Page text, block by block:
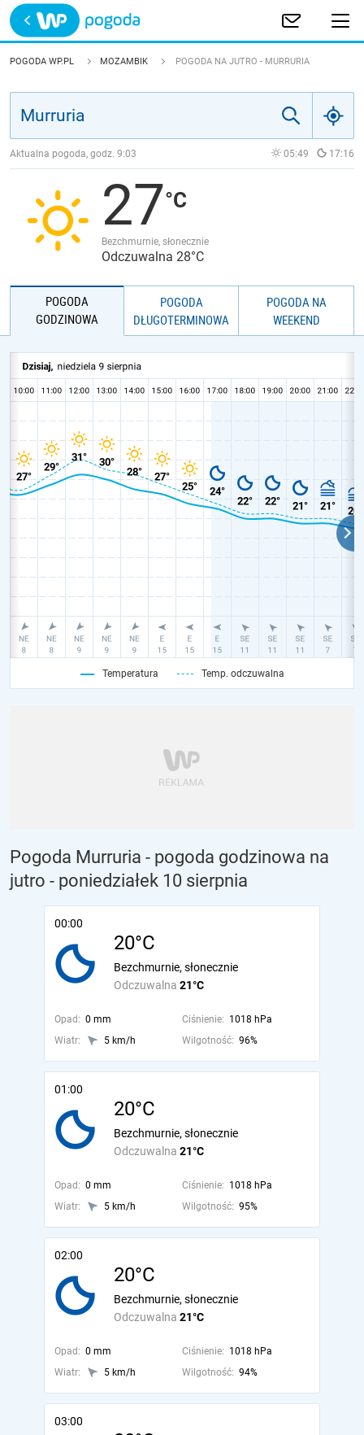
Trwa ładowanie
POLSKA
JAKOŚĆ POWIETRZA
POGODA WP.PL MOZAMBIK POGODA NA JUTRO - MURRURIA
Aktualna pogoda, godz. 9:03 05:49 17:16
27
Bezchmurnie, słonecznie
Odczuwalna 28°C
POGODA
GODZINOWA
POGODA
DŁUGOTERMINOWA
POGODA NA
WEEKEND
Temperatura Temp. odczuwalna
Pogoda Murruria - pogoda godzinowa na
jutro - poniedziałek 10 sierpnia
00:00
20°C
Odczuwalna 21°C
Bezchmurnie, słonecznie
Opad: 0 mm Ciśnienie: 1018 hPa
Wiatr:
5 km/h Wilgotność: 96%
01:00
20°C
Odczuwalna 21°C
Bezchmurnie, słonecznie
Opad: 0 mm Ciśnienie: 1018 hPa
Wiatr:
5 km/h Wilgotność: 95%
02:00
20°C
Odczuwalna 21°C
Bezchmurnie, słonecznie
Opad: 0 mm Ciśnienie: 1018 hPa
Wiatr:
5 km/h Wilgotność: 94%
03:00